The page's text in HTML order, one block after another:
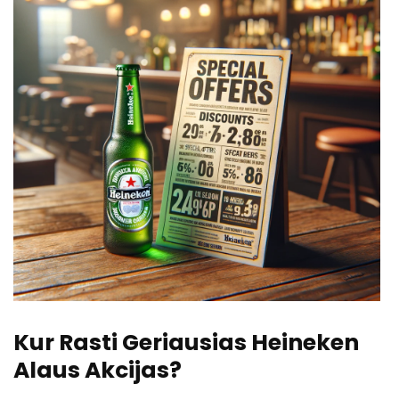
Kur Rasti Geriausias Heineken
Alaus Akcijas?